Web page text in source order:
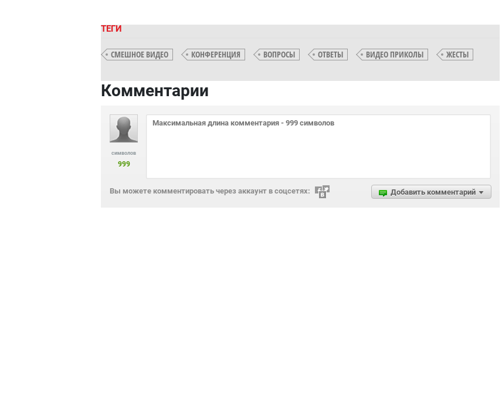
ТЕГИ
СМЕШНОЕ ВИДЕО КОНФЕРЕНЦИЯ ВОПРОСЫ ОТВЕТЫ ВИДЕО ПРИКОЛЫ ЖЕСТЫ
Комментарии
символов
999
Добавить комментарий
Вы можете комментировать через аккаунт в соцсетях: